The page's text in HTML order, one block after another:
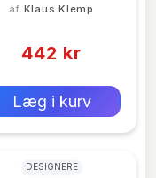
af Klaus Klemp
442 kr
Læg i kurv
DESIGNERE